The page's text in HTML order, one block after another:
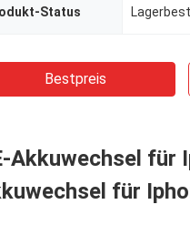
Status
Bestpreis
Akkuwechsel für
für